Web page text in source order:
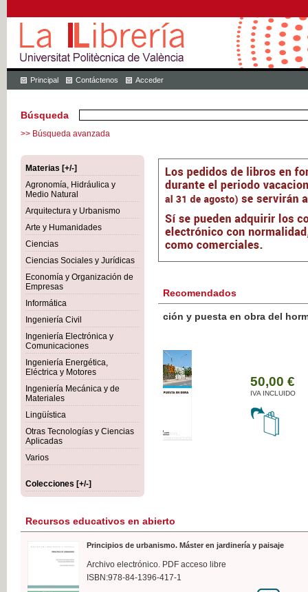
Principal Contáctenos Acceder
Búsqueda
>> Búsqueda avanzada
Materias [+/-]
Agronomía, Hidráulica y
Medio Natural
Arquitectura y Urbanismo
Arte y Humanidades
Ciencias
Ciencias Sociales y Jurídicas
Economía y Organización de
Empresas
Informática
Ingeniería Civil
Ingeniería Electrónica y
Comunicaciones
Ingeniería Energética,
Eléctrica y Motores
Ingeniería Mecánica y de
Materiales
Lingüística
Otras Tecnologías y Ciencias
Aplicadas
Varios
Colecciones [+/-]
Recomendados
Botánica Agroalimentaria
IVA
Recursos educativos en abierto
Principios de urbanismo. Máster en jardinería y paisaje
Archivo electrónico. PDF acceso libre
ISBN:978-84-1396-417-1